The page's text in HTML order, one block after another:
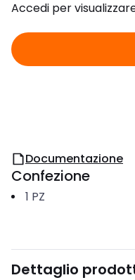
Accedi per
Documentazione
Confezione
1 PZ
Dettaglio